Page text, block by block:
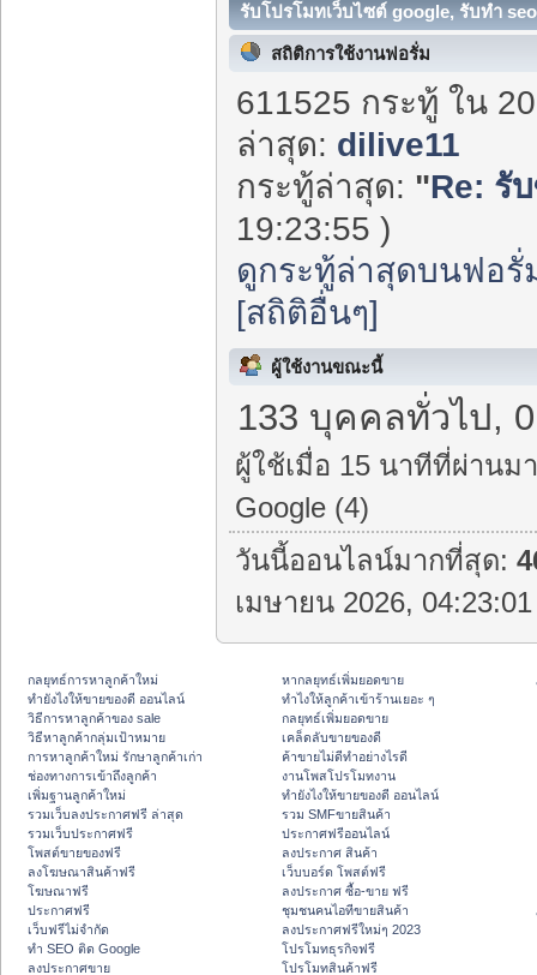
รับโปรโมทเว็บไซต์ google, รับทำ
สถิติการใช้งานฟอรั่ม
611525 กระทู้ ใน
ล่าสุด: dilive11
กระทู้ล่าสุด: "Re: รั
19:23:55 )
ดูกระทู้ล่าสุดบนฟอรั่
[สถิติอื่นๆ]
ผู้ใช้งานขณะนี้
133 บุคคลทั่วไป,
ผู้ใช้เมื่อ 15 นาทีที่ผ่านม
Google (4)
วันนี้ออนไลน์มากที่สุด:
เมษายน 2026,
กลยุทธ์การหาลูกค้าใหม่
ทํายังไงให้ขายของดี ออนไลน์
วิธีการหาลูกค้าของ sale
วิธีหาลูกค้ากลุ่มเป้าหมาย
การหาลูกค้าใหม่ รักษาลูกค้าเก่า
ช่องทางการเข้าถึงลูกค้า
เพิ่มฐานลูกค้าใหม่
รวมเว็บลงประกาศฟรี ล่าสุด
รวมเว็บประกาศฟรี
โพสต์ขายของฟรี
ลงโฆษณาสินค้าฟรี
โฆษณาฟรี
ประกาศฟรี
เว็บฟรีไม่จำกัด
ทำ SEO ติด Google
ลงประกาศขาย
หากลยุทธ์เพิ่มยอดขาย
ทําไงให้ลูกค้าเข้าร้านเยอะ ๆ
กลยุทธ์เพิ่มยอดขาย
เคล็ดลับขายของดี
ค้าขายไม่ดีทำอย่างไรดี
งานโพสโปรโมทงาน
ทํายังไงให้ขายของดี ออนไลน์
รวม SMFขายสินค้า
ประกาศฟรีออนไลน์
ลงประกาศ สินค้า
เว็บบอร์ด โพสต์ฟรี
ลงประกาศ ซื้อ-ขาย ฟรี
ชุมชนคนไอทีขายสินค้า
ลงประกาศฟรีใหม่ๆ 2023
โปรโมทธุรกิจฟรี
โปรโมทสินค้าฟรี